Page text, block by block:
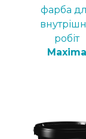
фарба
робіт
Maxima